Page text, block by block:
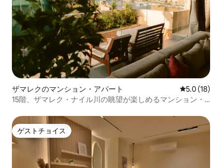
ザマレクのマンション・アパート レビュー18
5.0 (18)
15階、ザマレク・ナイル川の眺望が楽しめるマンション・
ゲストチョイス
ゲストチョイス